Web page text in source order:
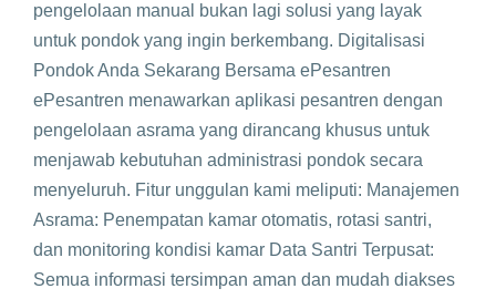
pengelolaan manual bukan lagi solusi yang layak
untuk pondok yang ingin berkembang. Digitalisasi
Pondok Anda Sekarang Bersama ePesantren
ePesantren menawarkan aplikasi pesantren dengan
pengelolaan asrama yang dirancang khusus untuk
menjawab kebutuhan administrasi pondok secara
menyeluruh. Fitur unggulan kami meliputi: Manajemen
Asrama: Penempatan kamar otomatis, rotasi santri,
dan monitoring kondisi kamar Data Santri Terpusat:
Semua informasi tersimpan aman dan mudah diakses